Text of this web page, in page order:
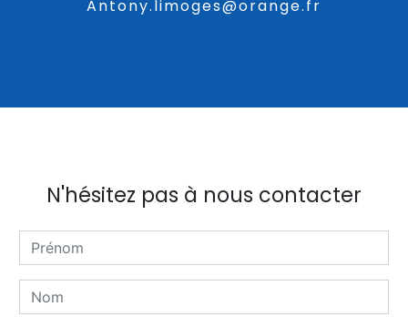
antony.limoges@orange.fr
N'hésitez pas à nous contacter